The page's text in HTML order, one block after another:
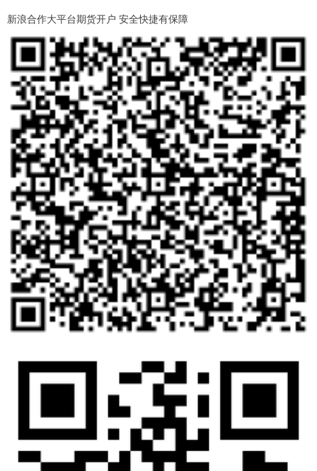
新浪合作大平台期货开户 安全快捷有保障